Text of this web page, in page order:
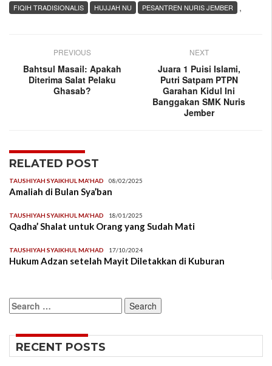
,
FIQIH TRADISIONALIS HUJJAH NU PESANTREN NURIS JEMBER
PREVIOUS
Bahtsul Masail: Apakah
Diterima Salat Pelaku
Ghasab?
NEXT
Juara 1 Puisi Islami,
Putri Satpam PTPN
Garahan Kidul Ini
Banggakan SMK Nuris
Jember
RELATED POST
TAUSHIYAH SYAIKHUL MA'HAD 08/02/2025
Amaliah di Bulan Sya’ban
TAUSHIYAH SYAIKHUL MA'HAD 18/01/2025
Qadha’ Shalat untuk Orang yang Sudah Mati
TAUSHIYAH SYAIKHUL MA'HAD 17/10/2024
Hukum Adzan setelah Mayit Diletakkan di Kuburan
Search
for:
RECENT POSTS